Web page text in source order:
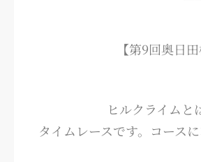
【第9回奥日
ヒルクライム
タイムレースです。コース